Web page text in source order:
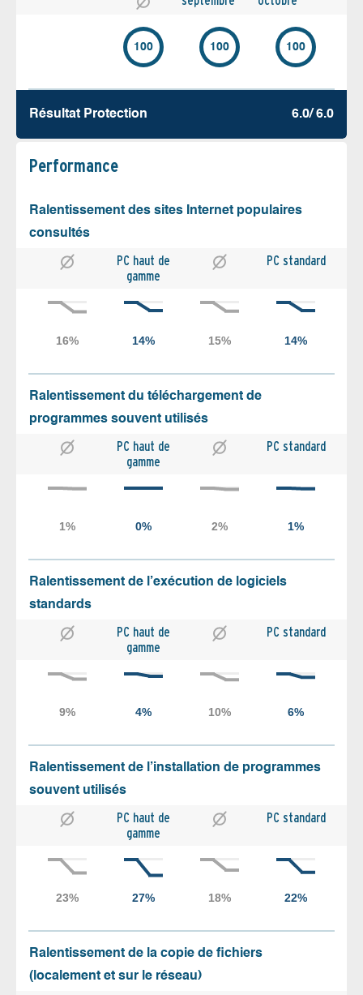
100 100 100
Résultat Protection 6.0/ 6.0
Performance
Ralentissement des sites Internet populaires
consultés
PC haut de
gamme
PC standard
Ralentissement du téléchargement de
programmes souvent utilisés
PC haut de
gamme
PC standard
Ralentissement de l’exécution de logiciels
standards
PC haut de
gamme
PC standard
Ralentissement de l’installation de programmes
souvent utilisés
PC haut de
gamme
PC standard
Ralentissement de la copie de fichiers
(localement et sur le réseau)